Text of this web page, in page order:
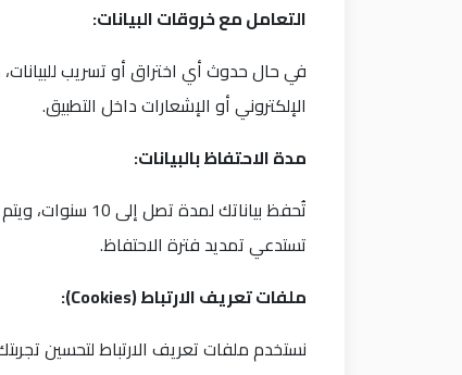
التعامل مع خروقات البيانات:
في حال حدوث أي اختراق أو تسريب للبيانات،
الإلكتروني أو الإشعارات داخل التطبيق.
مدة الاحتفاظ بالبيانات:
تُحفظ بياناتك
تستدعي تمديد فترة الاحتفاظ.
ملفات تعريف الارتباط(Cookies):
نستخدم ملفات تعريف الارتباط لتحسين